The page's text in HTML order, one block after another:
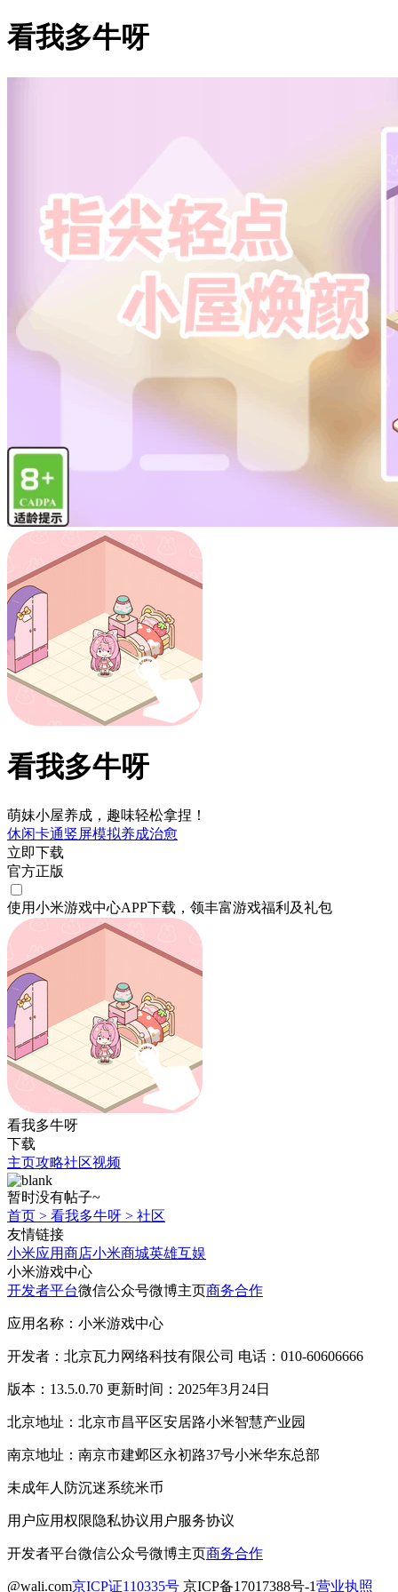
看我多牛呀
看我多牛呀
萌妹小屋养成，趣味轻松拿捏！
休闲卡通竖屏模拟养成治愈
立即下载
官方正版
使用小米游戏中心APP下载 ，领丰富游戏福利 及礼包
看我多牛呀
下载
主页攻略社区视频
暂时没有帖子~
首页 > 看我多牛呀 > 社区
友情链接
小米应用商店小米商城英雄互娱
小米游戏中心
开发者平台微信公众号微博主页商务合作
应用名称：小米游戏中心
开发者：北京瓦力网络科技有限公司 电话：010-60606666
版本：13.5.0.70 更新时间：2025年3月24日
北京地址：北京市昌平区安居路小米智慧产业园
南京地址：南京市建邺区永初路37号小米华东总部
未成年人防沉迷系统米币
用户应用权限隐私协议用户服务协议
开发者平台微信公众号微博主页商务合作
@wali.com京ICP证110335号 京ICP备17017388号-1营业执照